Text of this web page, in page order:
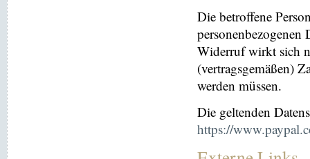
Die betroffene
personenbezogenen
Widerruf wirkt sich
(vertragsgemäßen)
werden müssen.
Die geltenden
https://